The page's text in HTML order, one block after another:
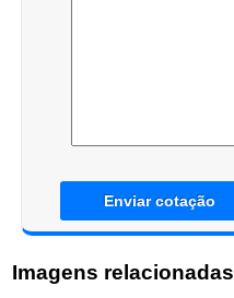
Enviar cotação
Imagens relacionadas